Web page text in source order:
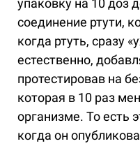
упаковку на 10 доз
соединение ртути,
когда ртуть, сразу
естественно,
протестировав на
которая в 10 раз
организме. То есть
когда он